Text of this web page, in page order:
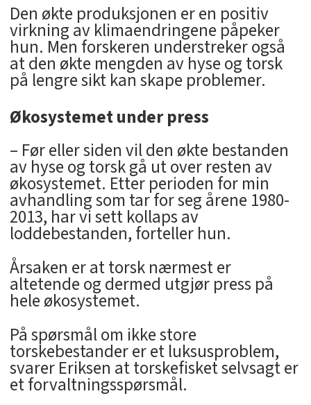
Den økte produksjonen er en positiv
virkning av klimaendringene påpeker
hun. Men forskeren understreker også
at den økte mengden av hyse og torsk
på lengre sikt kan skape problemer.
Økosystemet under press
– Før eller siden vil den økte bestanden
av hyse og torsk gå ut over resten av
økosystemet. Etter perioden for min
avhandling som tar for seg årene 1980-
2013, har vi sett kollaps av
loddebestanden, forteller hun.
Årsaken er at torsk nærmest er
altetende og dermed utgjør press på
hele økosystemet.
På spørsmål om ikke store
torskebestander er et luksusproblem,
svarer Eriksen at torskefisket selvsagt er
et forvaltningsspørsmål.